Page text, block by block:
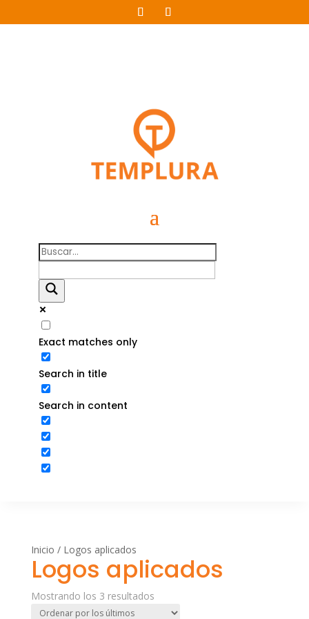
Exact matches only
Search in title
Search in content
Inicio / Logos aplicados
Logos aplicados
Mostrando los 3 resultadosOrdenado